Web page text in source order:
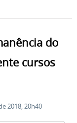
do
cursos
2018, 20h40